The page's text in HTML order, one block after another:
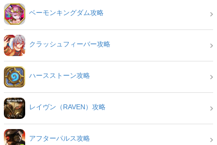
ベーモンキングダム攻略
クラッシュフィーバー攻略
ハースストーン攻略
レイヴン（RAVEN）攻略
アフターパルス攻略